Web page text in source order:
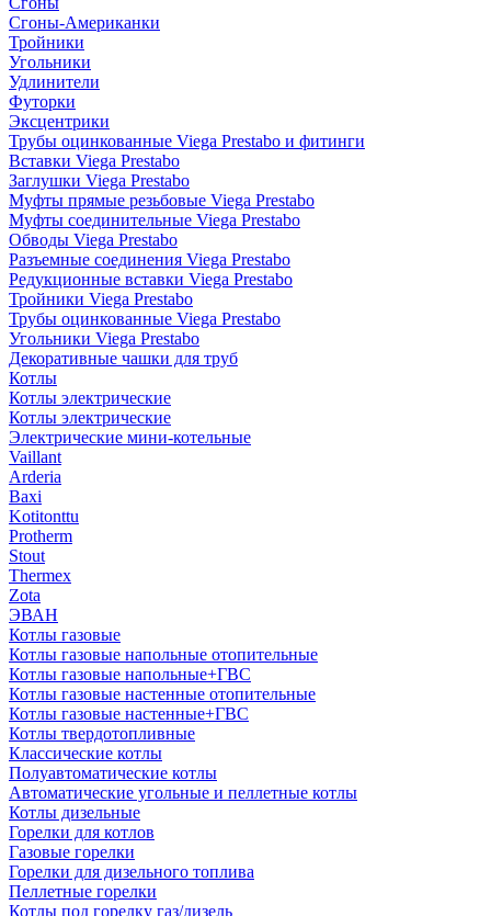
Сгоны-Американки
Тройники
Угольники
Удлинители
Футорки
Эксцентрики
Трубы оцинкованные Viega Prestabo и фитинги
Вставки Viega Prestabo
Заглушки Viega Prestabo
Муфты прямые резьбовые Viega Prestabo
Муфты соединительные Viega Prestabo
Обводы Viega Prestabo
Разъемные соединения Viega Prestabo
Редукционные вставки Viega Prestabo
Тройники Viega Prestabo
Трубы оцинкованные Viega Prestabo
Угольники Viega Prestabo
Декоративные чашки для труб
Котлы
Котлы электрические
Котлы электрические
Электрические мини-котельные
Vaillant
Arderia
Baxi
Kotitonttu
Protherm
Stout
Thermex
Zota
ЭВАН
Котлы газовые
Котлы газовые напольные отопительные
Котлы газовые напольные+ГВС
Котлы газовые настенные отопительные
Котлы газовые настенные+ГВС
Котлы твердотопливные
Классические котлы
Полуавтоматические котлы
Автоматические угольные и пеллетные котлы
Котлы дизельные
Горелки для котлов
Газовые горелки
Горелки для дизельного топлива
Пеллетные горелки
Котлы под горелку газ/дизель